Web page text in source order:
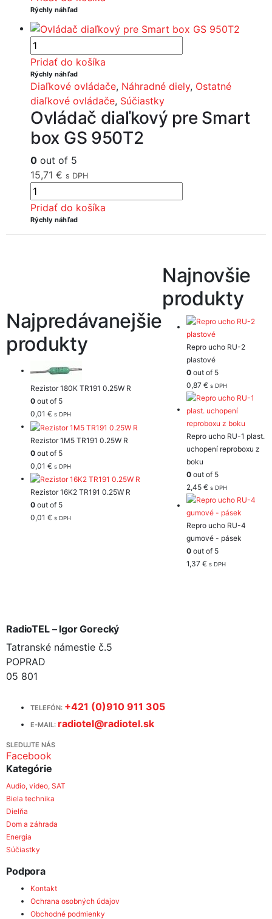
Rýchly náhľad
Pridať do košíka
Rýchly náhľad
Diaľkové ovládače, Náhradné diely, Ostatné
diaľkové ovládače, Súčiastky
Ovládač diaľkový pre Smart
box GS 950T2
0 out of 5
15,71 € s DPH
Pridať do košíka
Rýchly náhľad
Najpredávanejšie
produkty
Rezistor 180K TR191 0.25W R
0 out of 5
0,01 € s DPH
Rezistor 1M5 TR191 0.25W R
0 out of 5
0,01 € s DPH
Rezistor 16K2 TR191 0.25W R
0 out of 5
0,01 € s DPH
Najnovšie
produkty
Repro ucho RU-2
plastové
0out of 5
0,87 € s DPH
Repro ucho RU-1 plast.
uchopení reproboxu z
boku
0out of 5
2,45 € s DPH
Repro ucho RU-4
gumové - pásek
0out of 5
1,37 € s DPH
RadioTEL – Igor Gorecký
Tatranské námestie č.5
POPRAD
05 801
TELEFÓN: +421 (0)910 911 305
E-MAIL: radiotel@radiotel.sk
SLEDUJTE NÁS
Facebook
Kategórie
Audio, video, SAT
Biela technika
Dielňa
Dom a záhrada
Energia
Súčiastky
Podpora
Kontakt
Ochrana osobných údajov
Obchodné podmienky